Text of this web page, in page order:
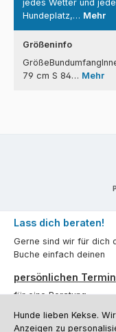
jedes Wetter und
Hundeplatz,… Mehr
Größeninfo
79 cm S 84… Mehr
Lass dich beraten!
Gerne sind wir für dich
Buche einfach deinen
persönlichen Termin
für eine Beratung.
Oder über unser
Hunde lieben Kekse.
Anzeigen zu